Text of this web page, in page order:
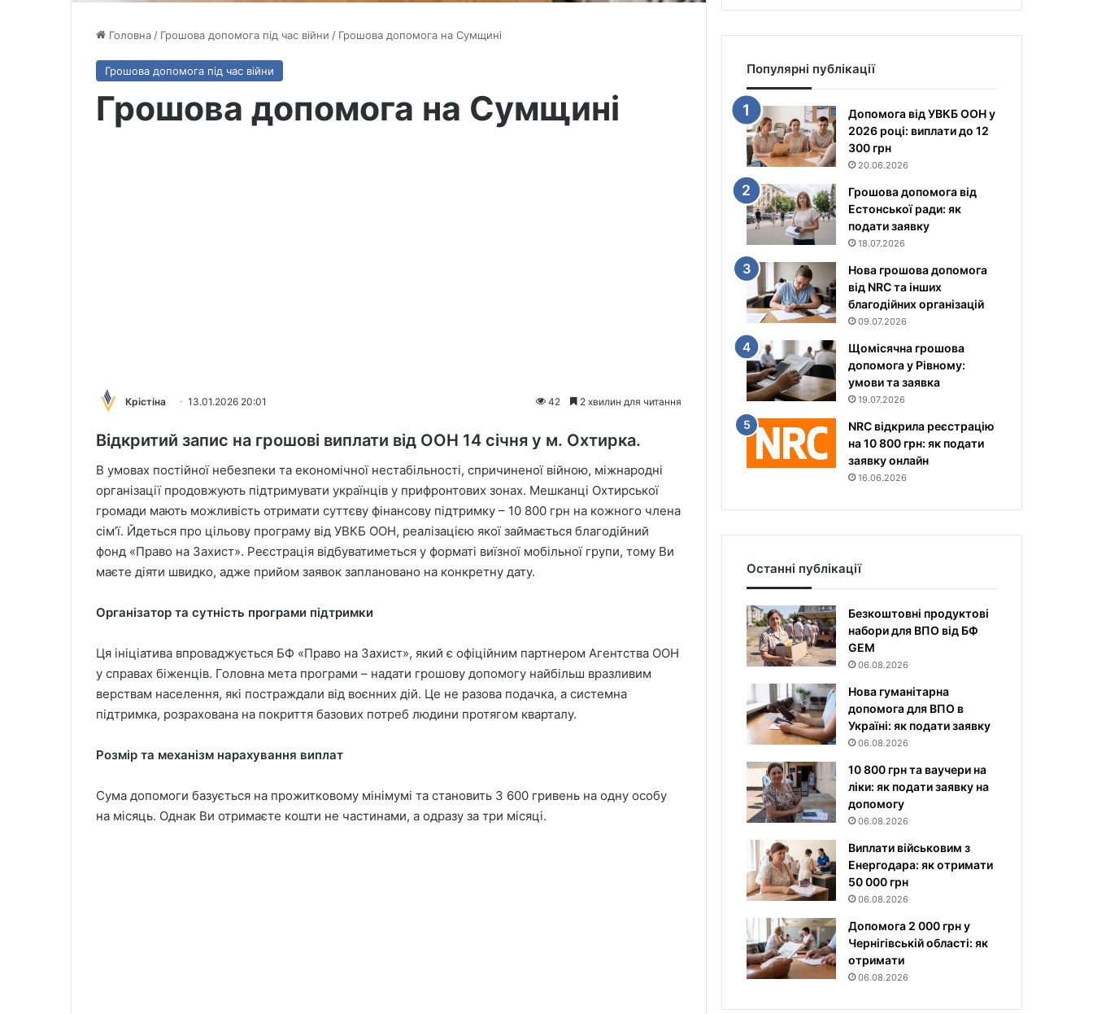
Головна / Грошова допомога під час війни / Грошова допомога на Сумщині
Грошова допомога під час війни
Грошова допомога на Сумщині
Крістіна 13.01.2026 20:01 42 2 хвилин для читання
Відкритий запис на грошові виплати від ООН 14 січня у м. Охтирка.
В умовах постійної небезпеки та економічної нестабільності, спричиненої війною, міжнародні
організації продовжують підтримувати українців у прифронтових зонах. Мешканці Охтирської
громади мають можливість отримати суттєву фінансову підтримку – 10 800 грн на кожного члена
сім’ї. Йдеться про цільову програму від УВКБ ООН, реалізацією якої займається благодійний
фонд «Право на Захист». Реєстрація відбуватиметься у форматі виїзної мобільної групи, тому Ви
маєте діяти швидко, адже прийом заявок заплановано на конкретну дату.
Організатор та сутність програми підтримки
Ця ініціатива впроваджується БФ «Право на Захист», який є офіційним партнером Агентства ООН
у справах біженців. Головна мета програми – надати грошову допомогу найбільш вразливим
верствам населення, які постраждали від воєнних дій. Це не разова подачка, а системна
підтримка, розрахована на покриття базових потреб людини протягом кварталу.
Розмір та механізм нарахування виплат
Сума допомоги базується на прожитковому мінімумі та становить 3 600 гривень на одну особу
на місяць. Однак Ви отримаєте кошти не частинами, а одразу за три місяці.
Популярні публікації
Допомога від УВКБ ООН у
2026 році: виплати до 12
300 грн
20.06.2026
Грошова допомога від
Естонської ради: як
подати заявку
18.07.2026
Нова грошова допомога
від NRC та інших
благодійних організацій
09.07.2026
Щомісячна грошова
допомога у Рівному:
умови та заявка
19.07.2026
NRC відкрила реєстрацію
на 10 800 грн: як подати
заявку онлайн
16.06.2026
Останні публікації
Безкоштовні продуктові
набори для ВПО від БФ
GEM
06.08.2026
Нова гуманітарна
допомога для ВПО в
Україні: як подати заявку
06.08.2026
10 800 грн та ваучери на
ліки: як подати заявку на
допомогу
06.08.2026
Виплати військовим з
Енергодара: як отримати
50 000 грн
06.08.2026
Допомога 2 000 грн у
Чернігівській області: як
отримати
06.08.2026